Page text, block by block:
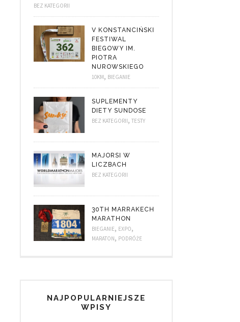
BEZ KATEGORII
V KONSTANCIŃSKI
FESTIWAL
BIEGOWY IM.
PIOTRA
NUROWSKIEGO
10KM, BIEGANIE
SUPLEMENTY
DIETY SUNDOSE
BEZ KATEGORII, TESTY
MAJORSI W
LICZBACH
BEZ KATEGORII
30TH MARRAKECH
MARATHON
BIEGANIE, EXPO,
MARATON, PODRÓŻE
NAJPOPULARNIEJSZE
WPISY